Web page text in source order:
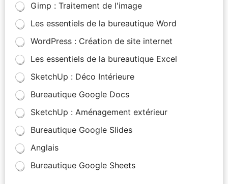
Gimp : Traitement de l'image
Les essentiels de la bureautique Word
WordPress : Création de site internet
Les essentiels de la bureautique Excel
SketchUp : Déco Intérieure
Bureautique Google Docs
SketchUp : Aménagement extérieur
Bureautique Google Slides
Anglais
Bureautique Google Sheets